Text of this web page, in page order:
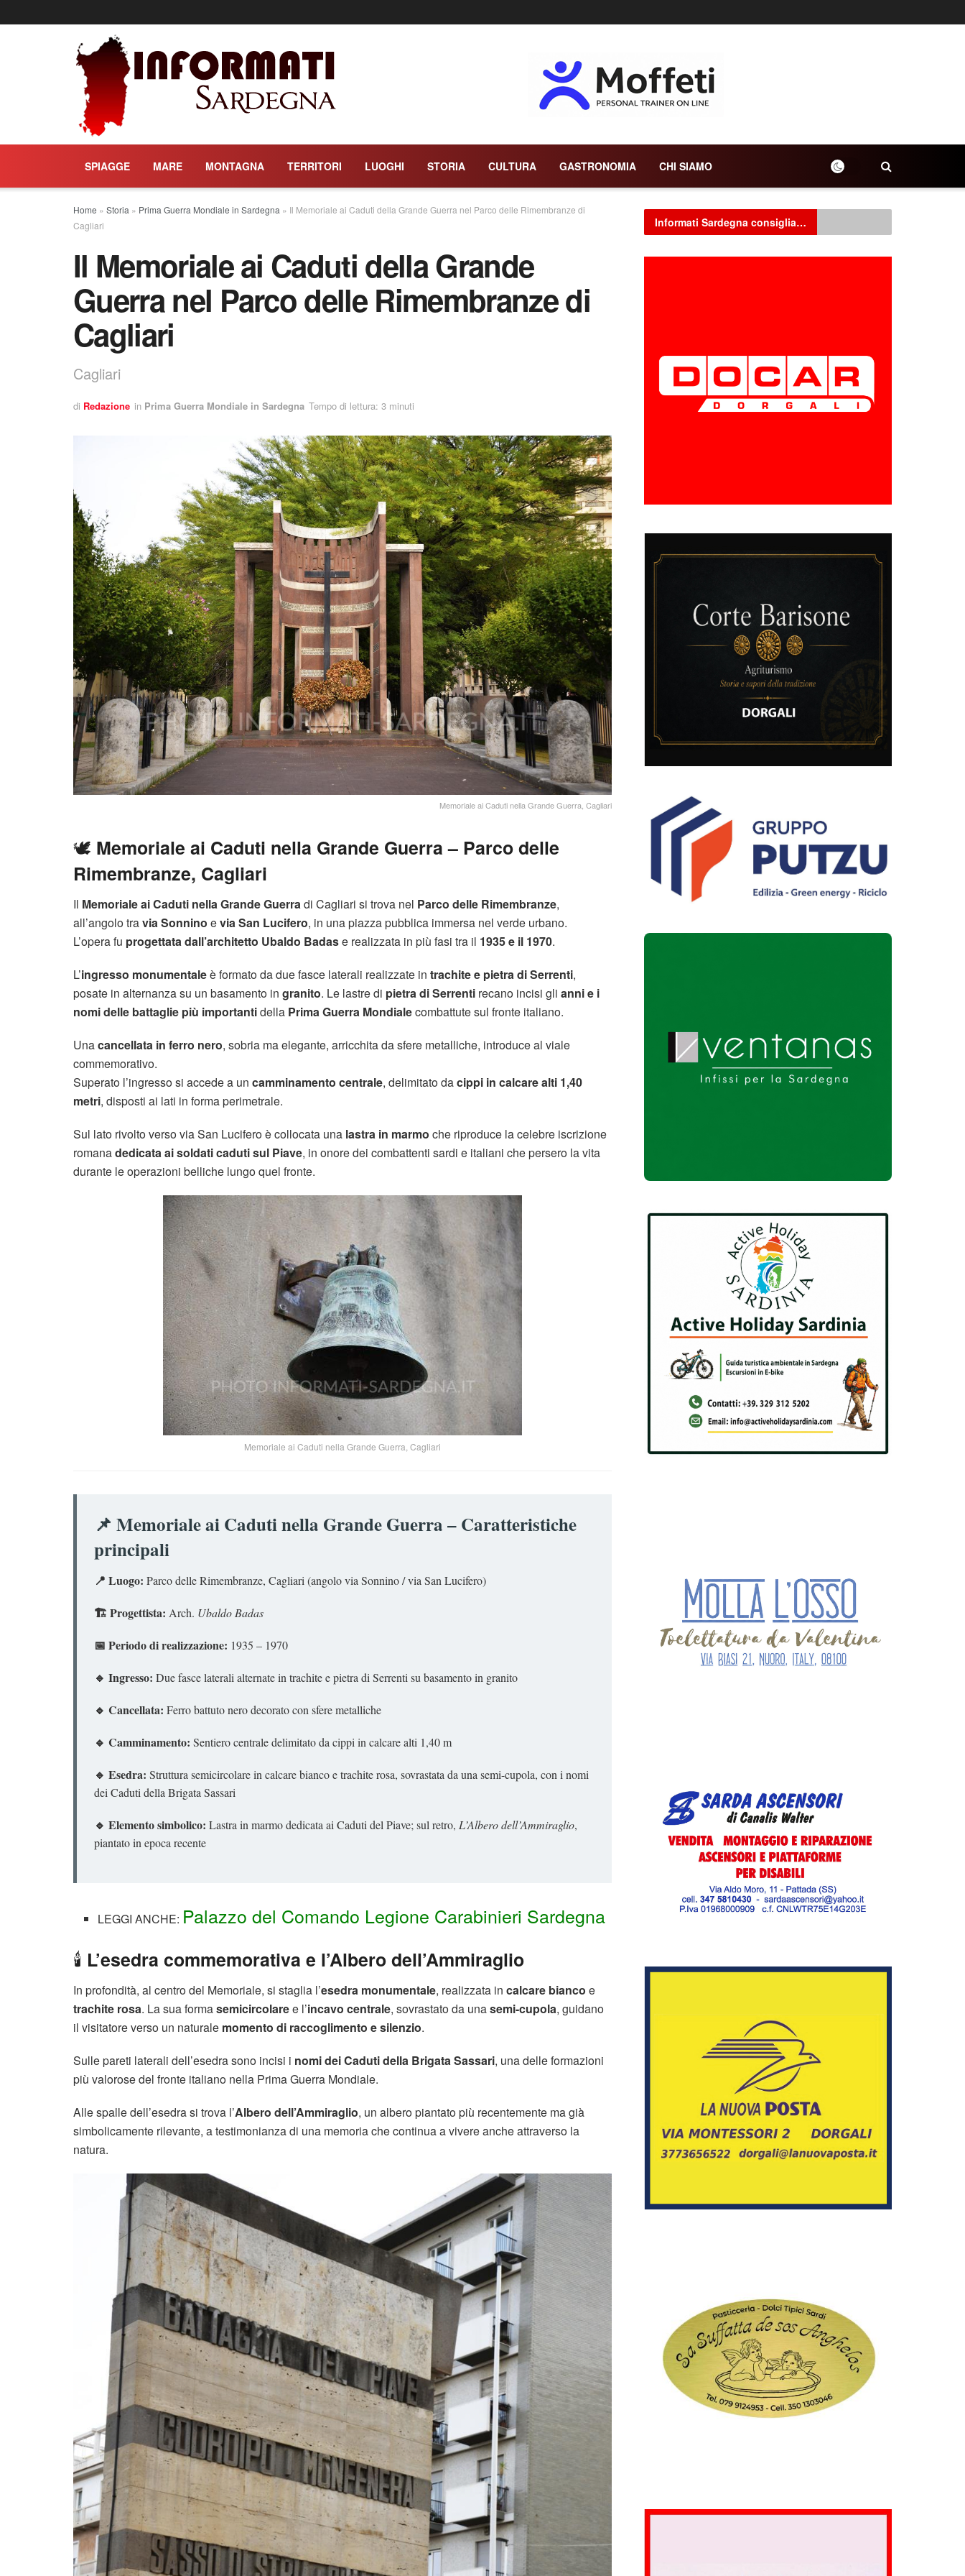
SPIAGGE MARE MONTAGNA TERRITORI LUOGHI STORIA CULTURA GASTRONOMIA CHI SIAMO
Home » Storia » Prima Guerra Mondiale in Sardegna » Il Memoriale ai Caduti della Grande Guerra nel Parco delle Rimembranze di
Cagliari
Il Memoriale ai Caduti della Grande
Guerra nel Parco delle Rimembranze di
Cagliari
Cagliari
di Redazione in Prima Guerra Mondiale in Sardegna Tempo di lettura: 3 minuti
Memoriale ai Caduti nella Grande Guerra, Cagliari
🕊️ Memoriale ai Caduti nella Grande Guerra – Parco delle
Rimembranze, Cagliari
Il Memoriale ai Caduti nella Grande Guerradi Cagliari si trova nel Parco delle Rimembranze,
all’angolo travia Sonnino evia San Lucifero, in una piazza pubblica immersa nel verde urbano.
L’opera fu progettata dall’architetto Ubaldo Badase realizzata in più fasi tra il 1935 e il 1970.
L’ingresso monumentaleè formato da due fasce laterali realizzate in trachite e pietra di Serrenti,
posate in alternanza su un basamento in granito. Le lastre di pietra di Serrenti recano incisi gli anni e i
nomi delle battaglie più importantidella Prima Guerra Mondialecombattute sul fronte italiano.
Unacancellata in ferro nero, sobria ma elegante, arricchita da sfere metalliche, introduce al viale
commemorativo.
Superato l’ingresso si accede a un camminamento centrale, delimitato dacippi in calcare alti 1,40
metri, disposti ai lati in forma perimetrale.
Sul lato rivolto verso via San Lucifero è collocata una lastra in marmo che riproduce la celebre iscrizione
romanadedicata ai soldati caduti sul Piave, in onore dei combattenti sardi e italiani che persero la vita
durante le operazioni belliche lungo quel fronte.
Memoriale ai Caduti nella Grande Guerra, Cagliari
📌 Memoriale ai Caduti nella Grande Guerra – Caratteristiche
principali
📍 Luogo: Parco delle Rimembranze, Cagliari (angolo via Sonnino / via San Lucifero)
🏗️ Progettista: Arch. Ubaldo Badas
📅 Periodo di realizzazione: 1935 – 1970
🔹 Ingresso: Due fasce laterali alternate in trachite e pietra di Serrenti su basamento in granito
🔹 Cancellata: Ferro battuto nero decorato con sfere metalliche
🔹 Camminamento: Sentiero centrale delimitato da cippi in calcare alti 1,40 m
🔹 Esedra: Struttura semicircolare in calcare bianco e trachite rosa, sovrastata da una semi-cupola, con i nomi
dei Caduti della Brigata Sassari
🔹 Elemento simbolico: Lastra in marmo dedicata ai Caduti del Piave; sul retro, L’Albero dell’Ammiraglio,
piantato in epoca recente
LEGGI ANCHE: Palazzo del Comando Legione Carabinieri Sardegna
🕯️ L’esedra commemorativa e l’Albero dell’Ammiraglio
In profondità, al centro del Memoriale, si staglia l’esedra monumentale, realizzata in calcare bianco e
trachite rosa. La sua formasemicircolaree l’incavo centrale, sovrastato da unasemi-cupola, guidano
il visitatore verso un naturale momento di raccoglimento e silenzio.
Sulle pareti laterali dell’esedra sono incisi i nomi dei Caduti della Brigata Sassari, una delle formazioni
più valorose del fronte italiano nella Prima Guerra Mondiale.
Alle spalle dell’esedra si trova l’Albero dell’Ammiraglio, un albero piantato più recentemente ma già
simbolicamente rilevante, a testimonianza di una memoria che continua a vivere anche attraverso la
natura.
Informati Sardegna consiglia…